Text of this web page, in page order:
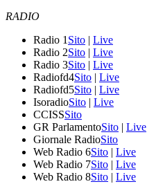
RADIO
Radio 1 Sito | Live
Radio 2Sito | Live
Radio 3Sito | Live
Radiofd4Sito | Live
Radiofd5Sito | Live
IsoradioSito | Live
CCISSSito
GR ParlamentoSito | Live
Giornale RadioSito
Web Radio 6Sito | Live
Web Radio 7Sito | Live
Web Radio 8Sito | Live